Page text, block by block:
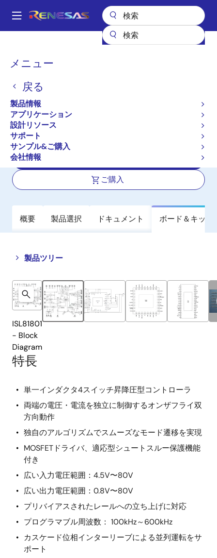
ン
Main
メニュー
戻る
製品情報
アプリケーション
設計リソース
サポート
サンプル&ご購入
会社情報
パ
く
ず
パワー & パワーマネジメント
DC/DCコンバータ
昇降圧コントローラ（外付けFET）
ISL81801
アクティブ
80V双方向4スイッチ同期整流昇降圧コ
ントローラ
ご購入
概要 製品選択 ドキュメント ボード＆キット
製品ツリー
Close
tree
menu
Open
tree
menu
特長
単一インダクタ4スイッチ昇降圧型コントローラ
両端の電圧・電流を独立に制御するオンザフライ双
方向動作
独自のアルゴリズムでスムーズなモード遷移を実現
MOSFETドライバ、適応型シュートスルー保護機能
付き
広い入力電圧範囲：4.5V〜80V
広い出力電圧範囲：0.8V〜80V
プリバイアスされたレールへの立ち上げに対応
プログラマブル周波数： 100kHz～600kHz
カスケード位相インターリーブによる並列運転をサ
ポート
ISL81801
- Block
Diagram